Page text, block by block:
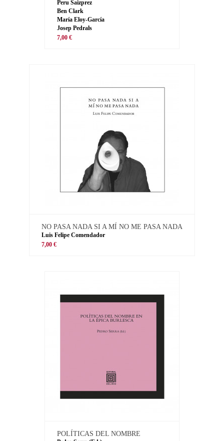
Peru Saizprez
Ben Clark
María Eloy-García
Josep Pedrals
7,00 €
NO PASA NADA SI A MÍ NO ME PASA NADA
Luis Felipe Comendador
7,00 €
POLÍTICAS DEL NOMBRE